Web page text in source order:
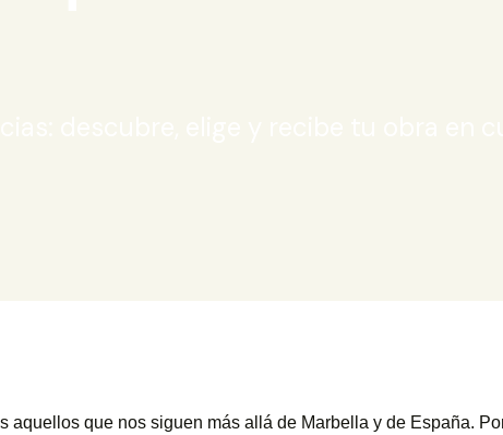
aquellos que nos siguen más allá de Marbella y de España.